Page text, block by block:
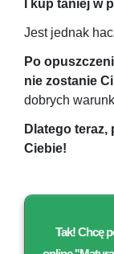
I kup taniej w
Jest jednak
Po
nie zostanie
dobrych
Dlatego
Ciebie!
Tak! Chcę